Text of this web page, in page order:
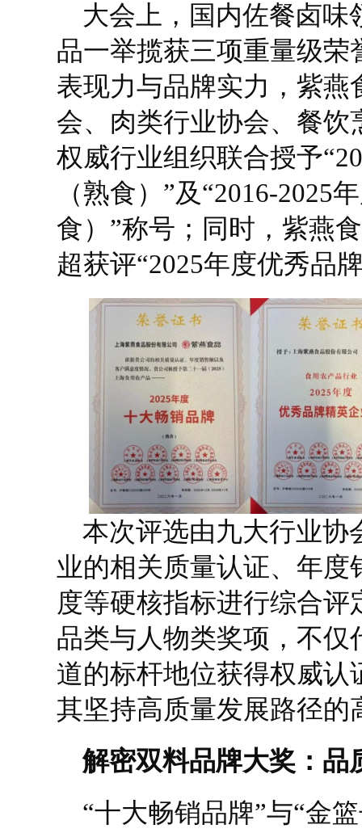
大会上，国内佐餐卤味
品一举揽获三项重量级荣
表现力与品牌实力，紫燕
会、肉类行业协会、餐饮
权威行业组织联合授予
（熟食）”及“2016-2025
食）”称号；同时，紫燕
超获评“2025年度优秀品
本次评选由九大行业协
业的相关质量认证、年度
度等硬核指标进行综合
品类与人物类奖项，不仅
道的标杆地位获得权威认
其坚持高质量发展路径的
解密双料品牌大奖：品
“十大畅销品牌”与“金